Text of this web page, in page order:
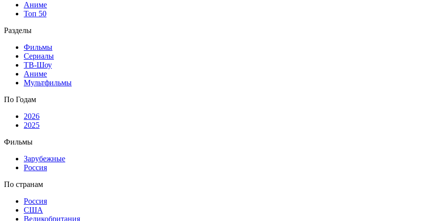
Аниме
Топ 50
Разделы
Фильмы
Сериалы
ТВ-Шоу
Аниме
Мультфильмы
По Годам
2026
2025
Фильмы
Зарубежные
Россия
По странам
Россия
США
Великобритания